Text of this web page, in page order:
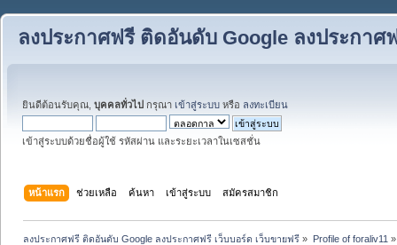
ลงประกาศฟรี ติดอันดับ Google ลงประกาศ
ยินดีต้อนรับคุณ, บุคคลทั่วไป กรุณา เข้าสู่ระบบ หรือ ลงทะเบียน
เข้าสู่ระบบด้วยชื่อผู้ใช้ รหัสผ่าน และระยะเวลาในเซสชั่น
หน้าแรก ช่วยเหลือ ค้นหา เข้าสู่ระบบ สมัครสมาชิก
ลงประกาศฟรี ติดอันดับ Google ลงประกาศฟรี เว็บบอร์ด เว็บขายฟรี » Profile of foraliv11 »